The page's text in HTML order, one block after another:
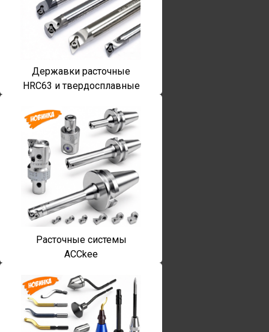
Державки расточные
HRC63 и твердосплавные
Расточные системы
ACCkee